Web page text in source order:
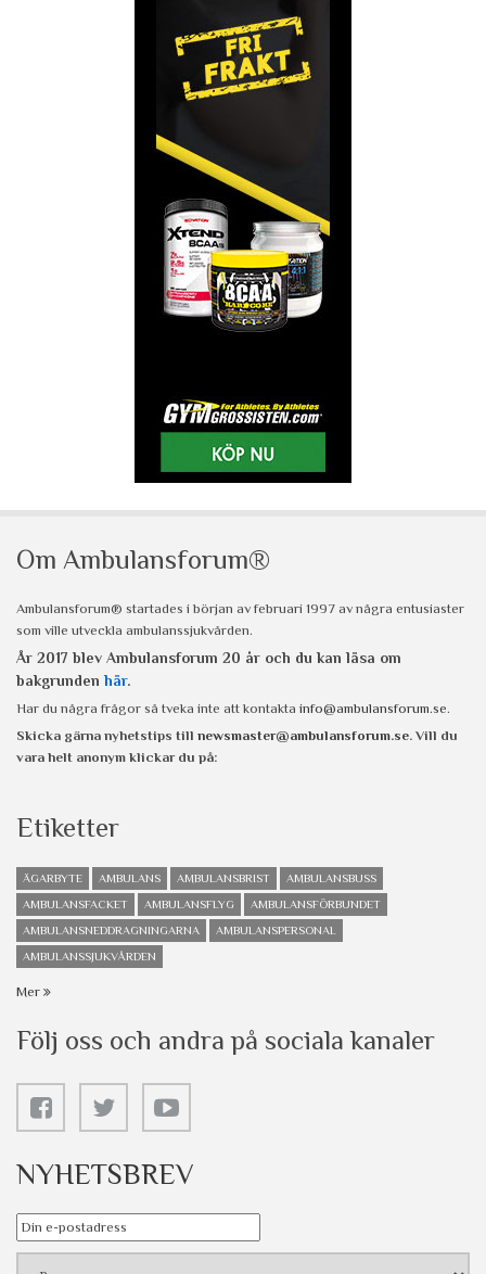
Om Ambulansforum®
Ambulansforum® startades i början av februari 1997 av några entusiaster
som ville utveckla ambulanssjukvården.
År 2017 blev Ambulansforum 20 år och du kan läsa om
bakgrunden här.
Har du några frågor så tveka inte att kontakta info@ambulansforum.se.
Skicka gärna nyhetstips till newsmaster@ambulansforum.se. Vill du
vara helt anonym klickar du på:
Etiketter
ÄGARBYTE AMBULANS AMBULANSBRIST
AMBULANSBUSS
AMBULANSFACKET
AMBULANSFLYG
AMBULANSFÖRBUNDET
AMBULANSNEDDRAGNINGARNA
AMBULANSPERSONAL
AMBULANSSJUKVÅRDEN
Mer
Följ oss och andra på sociala kanaler
NYHETSBREV